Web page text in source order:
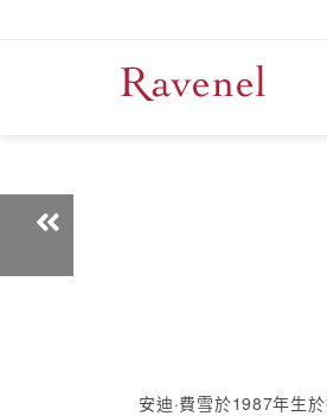
安迪·費雪於1987年生